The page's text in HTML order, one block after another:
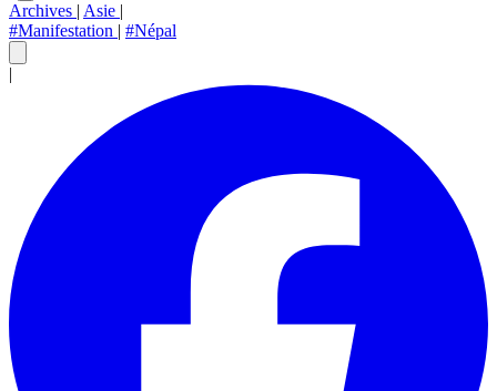
Archives | Asie |
#Manifestation | #Népal
|